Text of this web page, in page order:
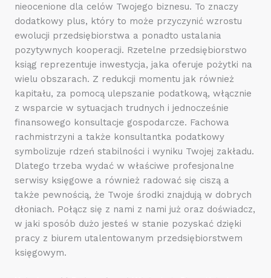
nieocenione dla celów Twojego biznesu. To znaczy
dodatkowy plus, który to może przyczynić wzrostu
ewolucji przedsiębiorstwa a ponadto ustalania
pozytywnych kooperacji. Rzetelne przedsiębiorstwo
ksiąg reprezentuje inwestycja, jaka oferuje pożytki na
wielu obszarach. Z redukcji momentu jak również
kapitału, za pomocą ulepszanie podatkową, włącznie
z wsparcie w sytuacjach trudnych i jednocześnie
finansowego konsultacje gospodarcze. Fachowa
rachmistrzyni a także konsultantka podatkowy
symbolizuje rdzeń stabilności i wyniku Twojej zakładu.
Dlatego trzeba wydać w właściwe profesjonalne
serwisy księgowe a również radować się ciszą a
także pewnością, że Twoje środki znajdują w dobrych
dłoniach. Połącz się z nami z nami już oraz doświadcz,
w jaki sposób dużo jesteś w stanie pozyskać dzięki
pracy z biurem utalentowanym przedsiębiorstwem
księgowym.